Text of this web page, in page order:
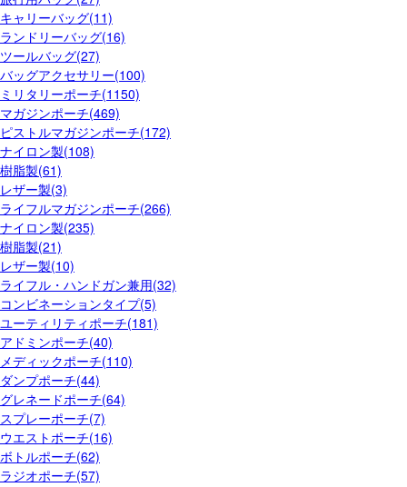
キャリーバッグ(11)
ランドリーバッグ(16)
ツールバッグ(27)
バッグアクセサリー(100)
ミリタリーポーチ(1150)
マガジンポーチ(469)
ピストルマガジンポーチ(172)
ナイロン製(108)
樹脂製(61)
レザー製(3)
ライフルマガジンポーチ(266)
ナイロン製(235)
樹脂製(21)
レザー製(10)
ライフル・ハンドガン兼用(32)
コンビネーションタイプ(5)
ユーティリティポーチ(181)
アドミンポーチ(40)
メディックポーチ(110)
ダンプポーチ(44)
グレネードポーチ(64)
スプレーポーチ(7)
ウエストポーチ(16)
ボトルポーチ(62)
ラジオポーチ(57)